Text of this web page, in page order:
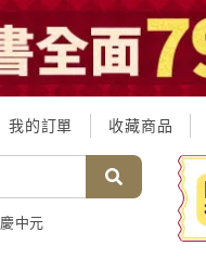
我的訂單 收藏商品
中元